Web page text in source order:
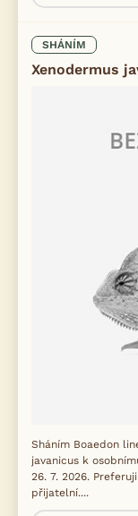
SHÁNÍM
Xenodermus
Sháním Boaedon
javanicus k
26. 7. 2026.
přijatelní....